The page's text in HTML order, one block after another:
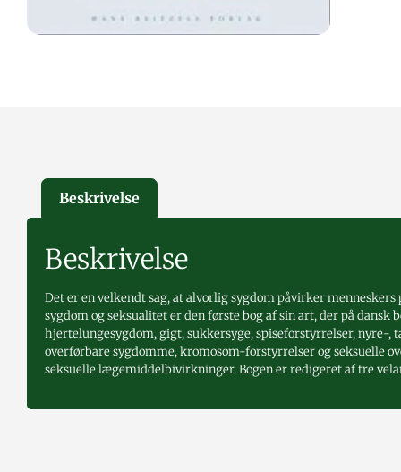
Beskrivelse
Beskrivelse
Det er en velkendt sag, at alvorlig sygdom påvirker
sygdom og seksualitet er den første bog af sin art, der på
hjertelungesygdom, gigt, sukkersyge, spiseforstyrrelser, nyre-
overførbare sygdomme, kromosom-forstyrrelser og seksuelle
seksuelle lægemiddelbivirkninger. Bogen er redigeret af tre